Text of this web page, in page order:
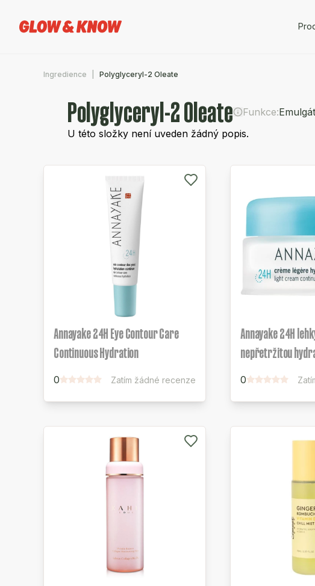
Ingredience Polyglyceryl-2 Oleate
Polyglyceryl-2 Oleate Funkce:
U této složky není uveden žádný popis.
Annayake 24H Eye Contour Care
Continuous Hydration
0 Zatím žádné recenze
Annayake 24H
nepřetržitou
0